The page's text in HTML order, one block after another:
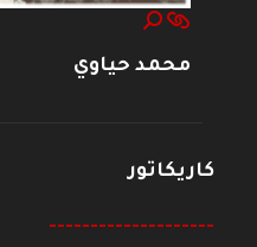
محمد حياوي
كاريكاتور
--------------------